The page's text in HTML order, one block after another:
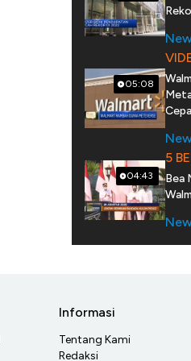
05:08
04:43
5
Bea
Informasi
Tentang Kami
Redaksi